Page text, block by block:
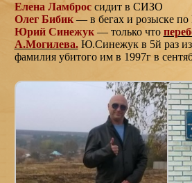
Елена Ламброс сидит в СИЗО
Олег Бибик— в бегах и розыске по
Юрий Синежук— только что
А.Могилева.Ю.Синежук в 5й раз
фамилия убитого им в 1997г в